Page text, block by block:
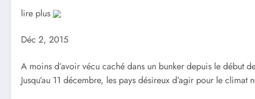
lire plus
Déc 2, 2015
A moins d’avoir vécu caché dans un bunker depuis le début
Jusqu’au 11 décembre, les pays désireux d’agir pour le